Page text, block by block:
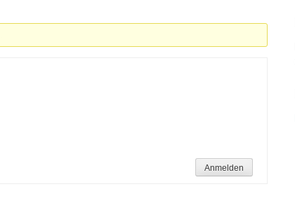
Anmelden